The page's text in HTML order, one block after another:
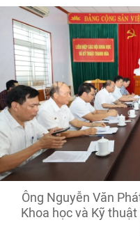
Ông Nguyễn Văn
Khoa học và Kỹ